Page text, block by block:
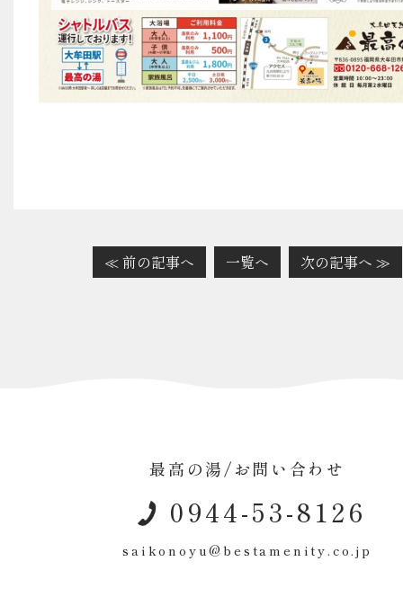
≪ 前の記事へ 一覧へ 次の記事へ ≫
最高の湯/お問い合わせ
0944-53-8126
saikonoyu@bestamenity.co.jp